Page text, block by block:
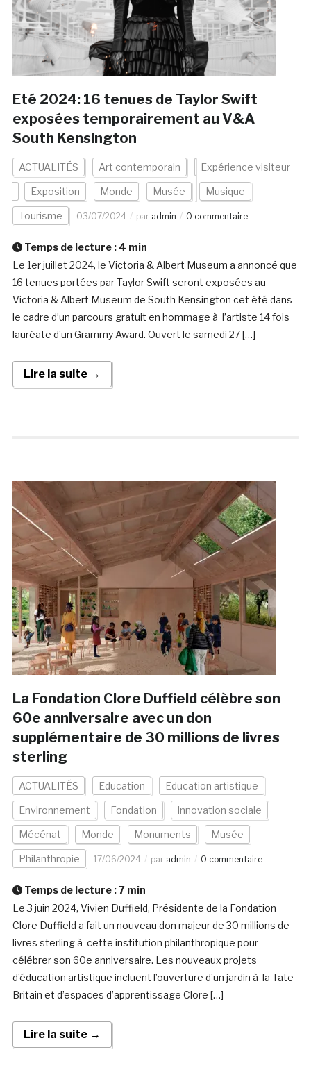
Eté 2024: 16 tenues de Taylor Swift
exposées temporairement au V&A
South Kensington
ACTUALITÉS Art contemporain Expérience visiteur
Exposition Monde Musée Musique
Tourisme 03/07/2024 par admin 0 commentaire
Temps de lecture : 4 min
Le 1er juillet 2024, le Victoria & Albert Museum a annoncé que
16 tenues portées par Taylor Swift seront exposées au
Victoria & Albert Museum de South Kensington cet été dans
le cadre d’un parcours gratuit en hommage à l’artiste 14 fois
lauréate d’un Grammy Award. Ouvert le samedi 27 […]
Lire la suite →
La Fondation Clore Duffield célèbre son
60e anniversaire avec un don
supplémentaire de 30 millions de livres
sterling
ACTUALITÉS Education Education artistique
Environnement Fondation Innovation sociale
Mécénat Monde Monuments Musée
Philanthropie 17/06/2024 par admin 0 commentaire
Temps de lecture :7 min
Le 3 juin 2024, Vivien Duffield, Présidente de la Fondation
Clore Duffield a fait un nouveau don majeur de 30 millions de
livres sterling à cette institution philanthropique pour
célébrer son 60e anniversaire. Les nouveaux projets
d’éducation artistique incluent l’ouverture d’un jardin à la Tate
Britain et d’espaces d’apprentissage Clore […]
Lire la suite →